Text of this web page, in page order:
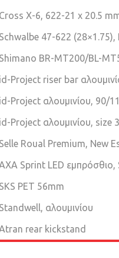
Cross X-6, 622-21 x 20.5
Schwalbe 47-622 (28×1.75),
Shimano BR-MT200/BL-
id-Project riser bar
id-Project αλουμινίου, 90/
id-Project αλουμινίου, size
Selle Roual Premium, New
Sprint LED εμπρόσθιο,
SKS PET 56mm
Standwell, αλουμινίου
rear kickstand